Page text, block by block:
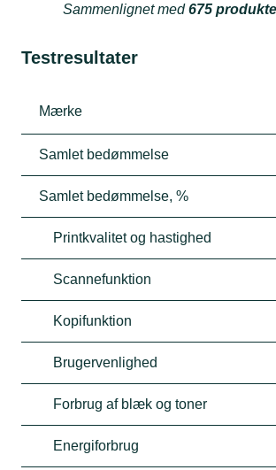
Sammenlignet med675
Testresultater
Mærke
Samlet bedømmelse
Samlet bedømmelse, %
Printkvalitet og hastighed
Scannefunktion
Kopifunktion
Brugervenlighed
Forbrug af blæk og toner
Energiforbrug